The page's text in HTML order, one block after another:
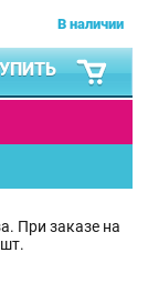
В наличии
При заказе на